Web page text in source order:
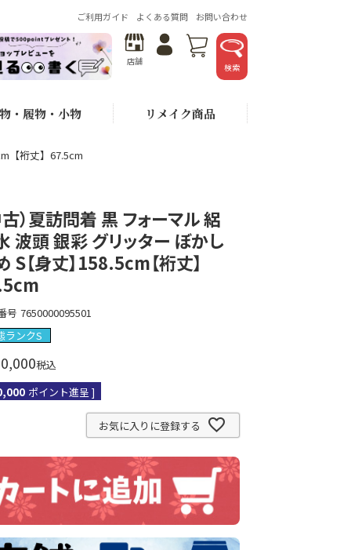
ご利用ガイド よくある質問 お問い合わせ
店舗
検索
・履物・小物 リメイク商品
【裄丈】67.5cm
古）夏訪問着 黒 フォーマル 絽
波頭 銀彩 グリッター ぼかし
S【身丈】158.5cm【裄丈】
号 7650000095501
ランクS
税込
ポイント進呈 ]
お気に入りに登録する